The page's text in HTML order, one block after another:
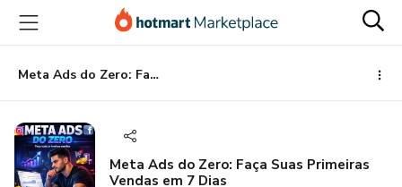
para
conteúdo
principal
para
pagamento
para
rodapé
Meta Ads do Zero: Faça Suas Primeiras Vendas em 7 Dias
Meta Ads do Zero: Faça Suas Primeiras
Vendas em 7 Dias